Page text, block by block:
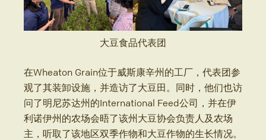
大豆食品代表团
在Wheaton Grain位于威斯康辛州的工厂，代表团参
观了其装卸设施，并造访了大豆田。同时，他们也访
问了明尼苏达州的International Feed公司，并在伊
利诺伊州的农场会晤了该州大豆协会负责人及农场
主，听取了该地区双季作物和大豆作物的生长情况。